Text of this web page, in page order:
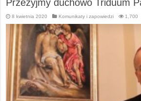
Przeżyjmy duchowo Triduum
8 kwietnia 2020 Komunikaty i zapowiedzi 1,700